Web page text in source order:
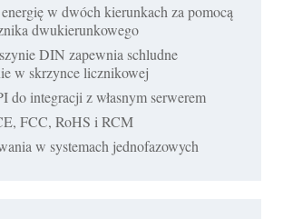
w dwóch kierunkach za pomocą
dwukierunkowego
DIN zapewnia schludne
w skrzynce licznikowej
do integracji z własnym serwerem
FCC, RoHS i RCM
w systemach jednofazowych